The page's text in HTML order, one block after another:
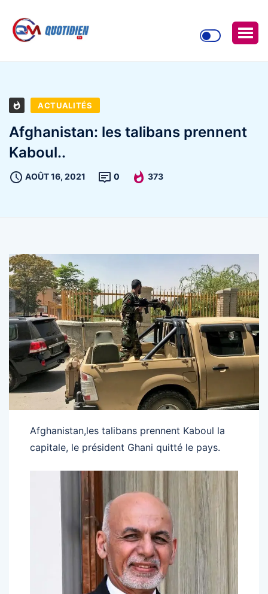
ACTUALITÉS
Afghanistan: les talibans prennent
Kaboul..
AOÛT 16, 2021 0 373
Afghanistan,les talibans prennent Kaboul la
capitale, le président Ghani quitté le pays.